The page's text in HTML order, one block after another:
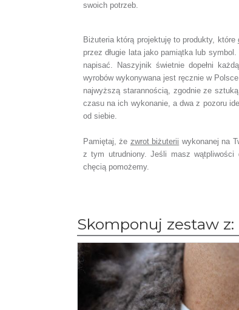
swoich potrzeb.
Biżuteria którą projektuję to produkty, które
przez długie lata jako pamiątka lub
napisać. Naszyjnik świetnie dopełni
wyrobów wykonywana jest ręcznie w
najwyższą starannością, zgodnie ze
czasu na ich wykonanie, a dwa z pozoru
od siebie.
Pamiętaj, że zwrot biżuterii wykonanej na
z tym utrudniony. Jeśli masz wątpliwości
chęcią pomożemy.
Skomponuj zestaw